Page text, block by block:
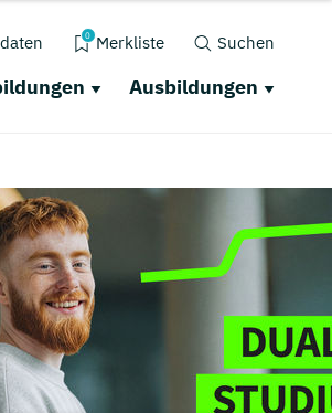
0 Merkliste Suchen
Ausbildungen